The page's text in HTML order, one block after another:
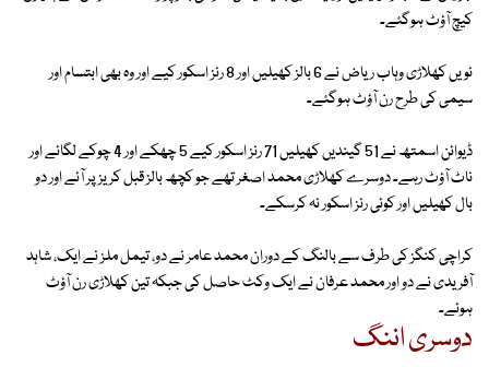
کیچ آؤٹ ہوگئے۔
نویں کھلاڑی وہاب ریاض نے 6 بالز کھیلیں اور 8 رنز اسکور کیے اور وہ بھی ابتسام اور
سیمی کی طرح رن آؤٹ ہوگئے۔
ڈیوائن اسمتھ نے 51 گیندیں کھیلیں 71 رنز اسکور کیے 5 چھکے اور 4 چوکے لگائے اور
ناٹ آؤٹ رہے۔ دوسرے کھلاڑی محمد اصغر تھے جو کچھ بالز قبل کریز پر آئے اور دو
بال کھیلیں اور کوئی رنز اسکور نہ کرسکے۔
کراچی کنگز کی طرف سے بالنگ کے دوران محمد عامر نے دو، تیمل ملز نے ایک، شاہد
آفریدی نے دو اور محمد عرفان نے ایک وکٹ حاصل کی جبکہ تین کھلاڑی رن آؤٹ
ہوئے۔
دوسری اننگ